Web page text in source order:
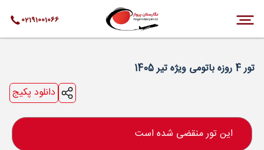
02191001066
تور 4 روزه باتومی ویژه تیر 1405
دانلود پکیج
این تور منقضی شده است